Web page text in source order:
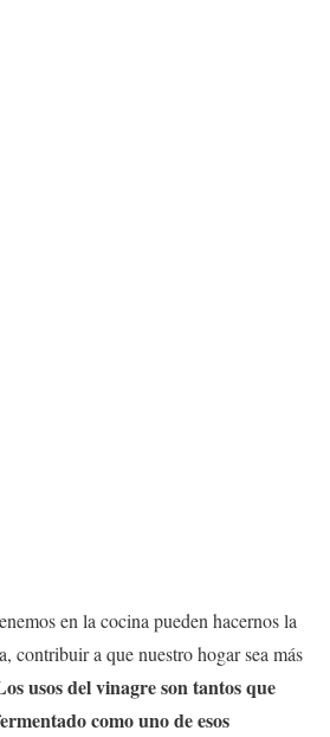
en la cocina pueden hacernos la
contribuir a que nuestro hogar sea más
usos del vinagre son tantos que
como uno de esos